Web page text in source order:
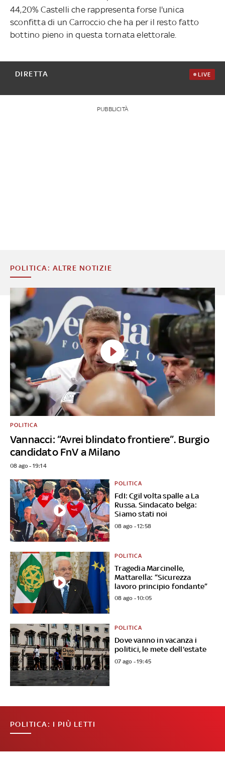
44,20% Castelli che rappresenta forse l'unica
sconfitta di un Carroccio che ha per il resto fatto
bottino pieno in questa tornata elettorale.
DIRETTA LIVE
PUBBLICITÀ
POLITICA: ALTRE NOTIZIE
Vannacci: “Avrei blindato frontiere”. Burgio
candidato FnV a Milano
POLITICA
08 ago - 19:14
FdI: Cgil volta spalle a La
Russa. Sindacato belga:
Siamo stati noi
POLITICA
08 ago - 12:58
Tragedia Marcinelle,
Mattarella: “Sicurezza
lavoro principio fondante”
POLITICA
08 ago - 10:05
Dove vanno in vacanza i
politici, le mete dell'estate
POLITICA
07 ago - 19:45
POLITICA: I PIÙ LETTI